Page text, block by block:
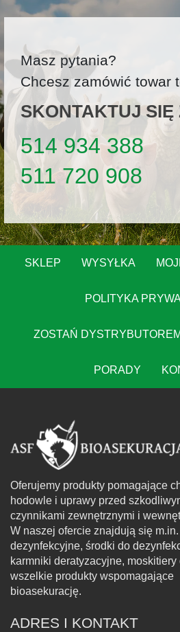
Masz pytania?
Chcesz zamówić towar
SKONTAKTUJ SIĘ
514 934 388
511 720 908
SKLEP WYSYŁKA
POLITYKA
ZOSTAŃ DYSTRYBUTOREM
PORADY
Oferujemy produkty pomagające
hodowle i uprawy przed
czynnikami zewnętrznymi i
W naszej ofercie znajdują się
dezynfekcyjne, środki do
karmniki deratyzacyjne, moskitiery
wszelkie produkty wspomagające
bioasekurację.
ADRES I KONTAKT